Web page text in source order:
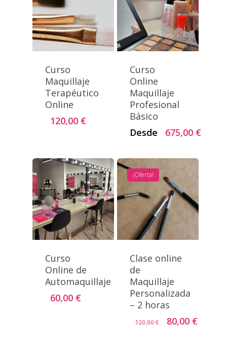
Curso
Maquillaje
Terapéutico
Online
120,00 €
Curso
Online
Maquillaje
Profesional
Básico
Desde
675,00 €
Curso
Online de
Automaquillaje
60,00 €
¡Oferta!
Clase online
de
Maquillaje
Personalizada
– 2 horas
120,00€
El
80,00 €El